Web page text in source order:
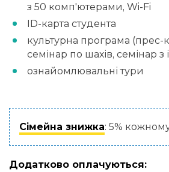
з 50 комп'ютерами, Wi-Fi
ID-карта студента
культурна програма (прес-
семінар по шахів, семінар з
ознайомлювальні тури
Сімейна знижка: 5%
Додатково оплачуються: